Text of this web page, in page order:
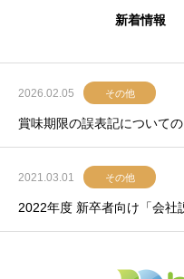
新着情報
2026.02.05 その他
賞味期限の誤表記について
2021.03.01 その他
2022年度 新卒者向け「会社